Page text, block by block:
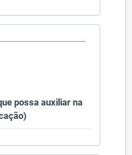
possa auxiliar na